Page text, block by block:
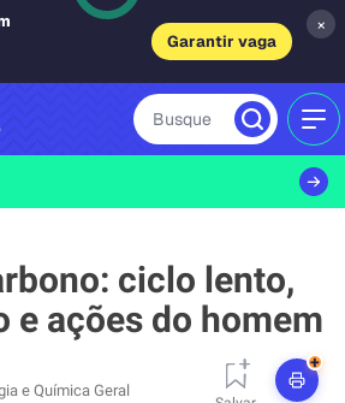
Garantir vaga
×
Busque
ciclo lento,
e ações do homem
e Química Geral
+